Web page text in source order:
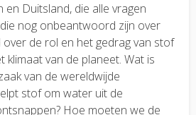
en Duitsland, die alle vragen
nog onbeantwoord zijn over
de rol en het gedrag van stof
klimaat van de planeet. Wat is
van de wereldwijde
stof om water uit de
Hoe moeten we de